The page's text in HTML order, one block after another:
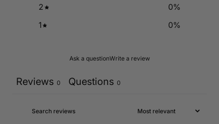
2
0%
1
0%
Ask a questionWrite a review
Reviews 0 Questions 0